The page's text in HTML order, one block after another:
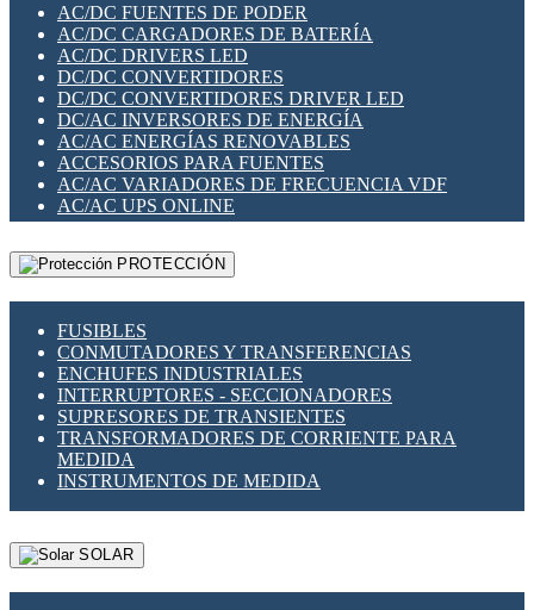
SWITCH Y MICROSWITCH
TARJETAS PI
UNIÓN Y DERIVACIÓN DE CABLE
PLACAS MODULARES IOT
SWITCHES Y REDES WIFI
SOLUCIONES IOT
SOLUCIONES LORAWAN
SOLUCIONES RED CELULAR
SEGURIDAD PARA REDES
SWITCHES LAN
TELEFONÍA IP (VOIP)
VIGILANCIA IP (CCTV)
MESHTASTIC
AC/DC FUENTES DE PODER
AC/DC CARGADORES DE BATERÍA
AC/DC DRIVERS LED
DC/DC CONVERTIDORES
DC/DC CONVERTIDORES DRIVER LED
DC/AC INVERSORES DE ENERGÍA
AC/AC ENERGÍAS RENOVABLES
ACCESORIOS PARA FUENTES
AC/AC VARIADORES DE FRECUENCIA VDF
AC/AC UPS ONLINE
PROTECCIÓN
FUSIBLES
CONMUTADORES Y TRANSFERENCIAS
ENCHUFES INDUSTRIALES
INTERRUPTORES - SECCIONADORES
SUPRESORES DE TRANSIENTES
TRANSFORMADORES DE CORRIENTE PARA
MEDIDA
INSTRUMENTOS DE MEDIDA
SOLAR